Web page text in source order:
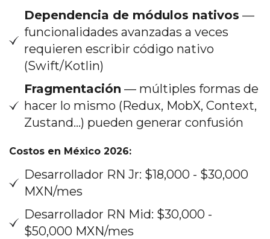
Dependencia de módulos nativos —
funcionalidades avanzadas a veces
requieren escribir código nativo
(Swift/Kotlin)
Fragmentación — múltiples formas de
hacer lo mismo (Redux, MobX, Context,
Zustand...) pueden generar confusión
Costos en México 2026:
Desarrollador RN Jr: $18,000 - $30,000
MXN/mes
Desarrollador RN Mid: $30,000 -
$50,000 MXN/mes